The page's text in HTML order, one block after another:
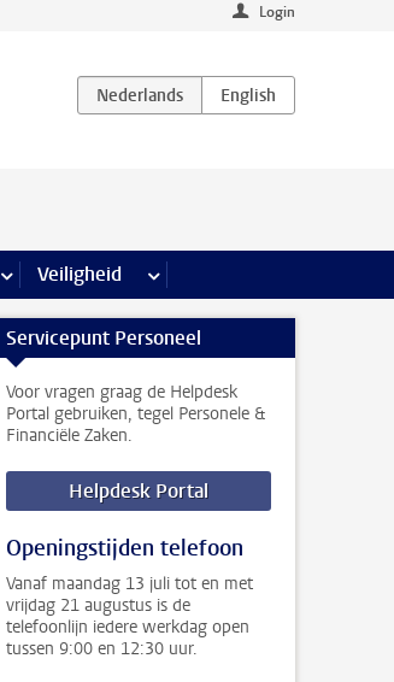
Login
meer Communicatie & Marketing pagina’s
Veiligheid meer Veiligheid pagina’s
Servicepunt Personeel
Voor vragen graag de Helpdesk
Portal gebruiken, tegel Personele &
Financiële Zaken.
Helpdesk Portal
Openingstijden telefoon
Vanaf maandag 13 juli tot en met
vrijdag 21 augustus is de
telefoonlijn iedere werkdag open
tussen 9:00 en 12:30 uur.